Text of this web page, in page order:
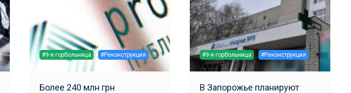
#9-я горбольница #Реконструкция
Более 240 млн грн
#9-я горбольница #Реконструкция
В Запорожье планируют